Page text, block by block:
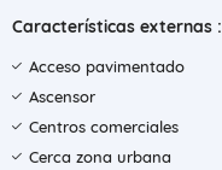
Características externas :
Acceso pavimentado
Ascensor
Centros comerciales
Cerca zona urbana